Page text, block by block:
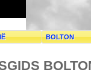
BOLTON